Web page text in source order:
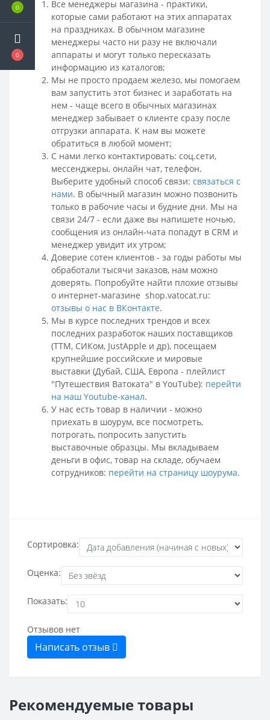
0
0
Все менеджеры магазина - практики,
которые сами работают на этих аппаратах
на праздниках. В обычном магазине
менеджеры часто ни разу не включали
аппараты и могут только пересказать
информацию из каталогов;
Мы не просто продаем железо, мы помогаем
вам запустить этот бизнес и заработать на
нем - чаще всего в обычных магазинах
менеджер забывает о клиенте сразу после
отгрузки аппарата. К нам вы можете
обратиться в любой момент;
С нами легко контактировать: соц.сети,
мессенджеры, онлайн чат, телефон.
Выберите удобный способ связи: связаться с
нами. В обычный магазин можно позвонить
только в рабочие часы и будние дни. Мы на
связи 24/7 - если даже вы напишете ночью,
сообщения из онлайн-чата попадут в CRM и
менеджер увидит их утром;
Доверие сотен клиентов - за годы работы мы
обработали тысячи заказов, нам можно
доверять. Попробуйте найти плохие отзывы
о интернет-магазине shop.vatocat.ru:
отзывы о нас в ВКонтакте.
Мы в курсе последних трендов и всех
последних разработок наших поставщиков
(ТТМ, СИКом, JustApple и др), посещаем
крупнейшие российские и мировые
выставки (Дубай, США, Европа - плейлист
"Путешествия Ватоката" в YouTube): перейти
на наш Youtube-канал.
У нас есть товар в наличии - можно
приехать в шоурум, все посмотреть,
потрогать, попросить запустить
выставочные образцы. Мы вкладываем
деньги в офис, товар на складе, обучаем
сотрудников: перейти на страницу шоурума.
Сортировка:
Оценка:
Показать:
Отзывов нет
Написать отзыв
Рекомендуемые товары